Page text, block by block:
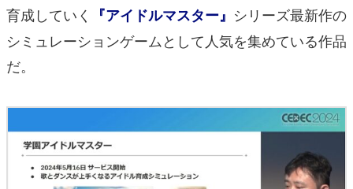
育成していく
『アイドルマスター』 シリーズ最新作の
シミュレーションゲームとして人気を集めている作品
だ。